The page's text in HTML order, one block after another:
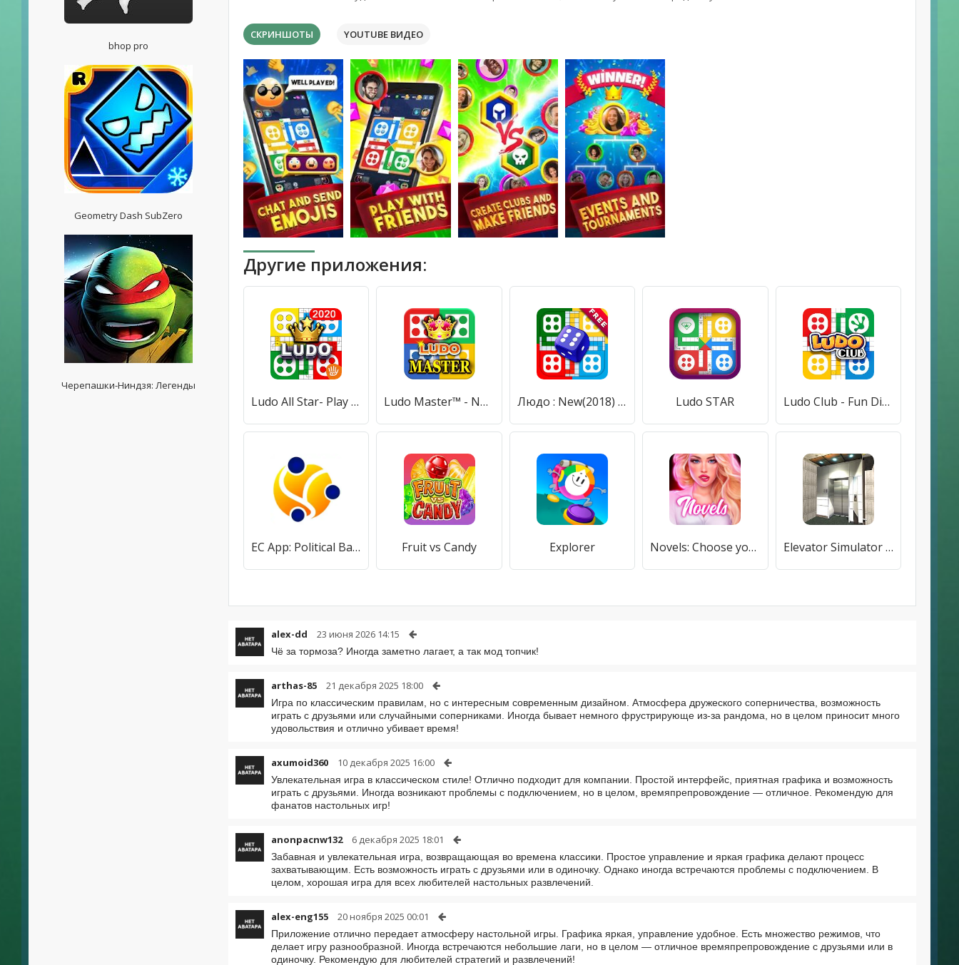
bhop pro
Geometry Dash SubZero
Черепашки-Ниндзя: Легенды
СКРИНШОТЫ YOUTUBE ВИДЕО
Другие приложения:
Ludo All Star- Play Online Ludo Game & Board Games Ludo Master™ - New Ludo Board Game 2021 For Free Людо : New(2018) Ludo SuperStar Game Ludo STAR Ludo Club - Fun Dice Game
EC App: Political Banner Maker Fruit vs Candy Explorer Novels: Choose your story Elevator Simulator 3D
alex-dd 23 июня 2026 14:15
Чё за тормоза? Иногда заметно лагает, а так мод топчик!
arthas-85 21 декабря 2025 18:00
Игра по классическим правилам, но с интересным современным дизайном. Атмосфера дружеского соперничества, возможность
играть с друзьями или случайными соперниками. Иногда бывает немного фрустрирующе из-за рандома, но в целом приносит много
удовольствия и отлично убивает время!
axumoid360 10 декабря 2025 16:00
Увлекательная игра в классическом стиле! Отлично подходит для компании. Простой интерфейс, приятная графика и возможность
играть с друзьями. Иногда возникают проблемы с подключением, но в целом, времяпрепровождение — отличное. Рекомендую для
фанатов настольных игр!
anonpacnw132 6 декабря 2025 18:01
Забавная и увлекательная игра, возвращающая во времена классики. Простое управление и яркая графика делают процесс
захватывающим. Есть возможность играть с друзьями или в одиночку. Однако иногда встречаются проблемы с подключением. В
целом, хорошая игра для всех любителей настольных развлечений.
alex-eng155 20 ноября 2025 00:01
Приложение отлично передает атмосферу настольной игры. Графика яркая, управление удобное. Есть множество режимов, что
делает игру разнообразной. Иногда встречаются небольшие лаги, но в целом — отличное времяпрепровождение с друзьями или в
одиночку. Рекомендую для любителей стратегий и развлечений!